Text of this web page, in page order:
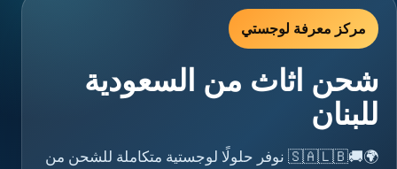
مركز معرفة لوجستي
شحن اثاث من السعودية
للبنان
🌍🚚🇸🇦🇱🇧 نوفر حلولًا لوجستية متكاملة للشحن من